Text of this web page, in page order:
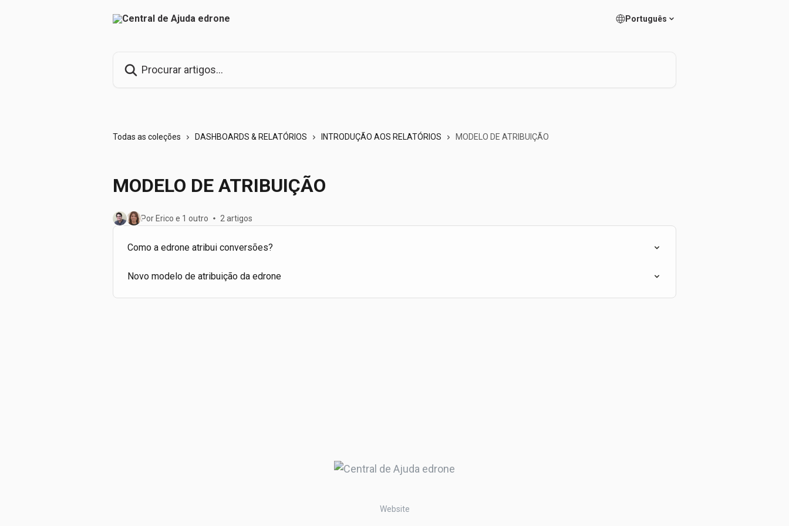
Português
Todas as coleções DASHBOARDS & RELATÓRIOS INTRODUÇÃO AOS RELATÓRIOS MODELO DE ATRIBUIÇÃO
MODELO DE ATRIBUIÇÃO
Por Erico e 1 outro 2 artigos
Como a edrone atribui conversões?
Novo modelo de atribuição da edrone
Website